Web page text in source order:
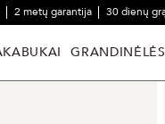
2 metų garantija 30 dienų
GRANDINĖLĖS